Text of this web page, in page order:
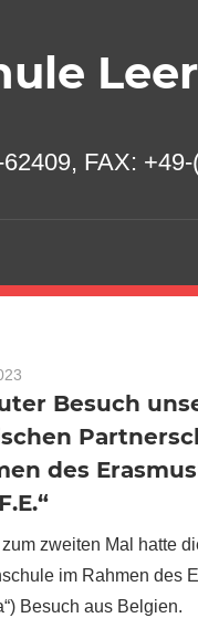
Leer
FAX:
Besuch
des
zweiten Mal hatte
im Rahmen des
Besuch aus Belgien.